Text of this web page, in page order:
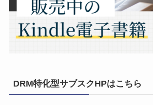
DRM特化型サブスクHPはこちら